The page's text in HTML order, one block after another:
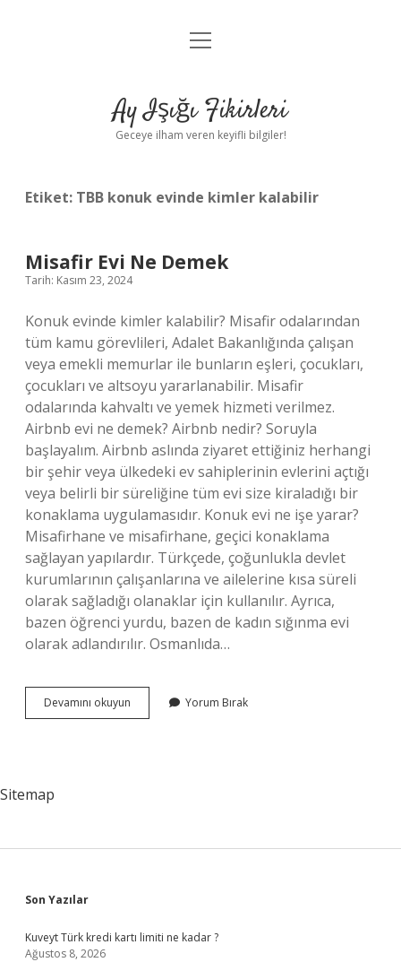
Anasayfa
Yasal Uyarı
menüyü
Ay Işığı Fikirleri
Geceye ilham veren keyifli bilgiler!
Etiket: TBB konuk evinde kimler kalabilir
Misafir Evi Ne Demek
Tarih: Kasım 23, 2024
Konuk evinde kimler kalabilir? Misafir odalarından
tüm kamu görevlileri, Adalet Bakanlığında çalışan
veya emekli memurlar ile bunların eşleri, çocukları,
çocukları ve altsoyu yararlanabilir. Misafir
odalarında kahvaltı ve yemek hizmeti verilmez.
Airbnb evi ne demek? Airbnb nedir? Soruyla
başlayalım. Airbnb aslında ziyaret ettiğiniz herhangi
bir şehir veya ülkedeki ev sahiplerinin evlerini açtığı
veya belirli bir süreliğine tüm evi size kiraladığı bir
konaklama uygulamasıdır. Konuk evi ne işe yarar?
Misafirhane ve misafirhane, geçici konaklama
sağlayan yapılardır. Türkçede, çoğunlukla devlet
kurumlarının çalışanlarına ve ailelerine kısa süreli
olarak sağladığı olanaklar için kullanılır. Ayrıca,
bazen öğrenci yurdu, bazen de kadın sığınma evi
olarak adlandırılır. Osmanlıda…
Devamını okuyun
Evi
Yorum Bırak
Sitemap
Sidebar
Son Yazılar
Kuveyt Türk kredi kartı limiti ne kadar ?
Ağustos 8, 2026